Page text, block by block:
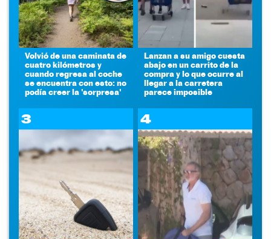
Volvió de una caminata de
cuatro kilómetros y
cuando regresa al coche
se encuentra con esto: no
podía creer la 'sorpresa'
Lanzan a su amigo cuesta
abajo en un carrito de la
compra y lo que ocurre al
llegar a la carretera
parece imposible
3 4